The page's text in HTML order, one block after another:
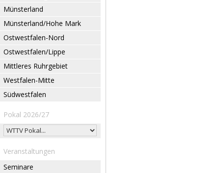
Münsterland
Münsterland/Hohe Mark
Ostwestfalen-Nord
Ostwestfalen/Lippe
Mittleres Ruhrgebiet
Westfalen-Mitte
Südwestfalen
Pokal 2026/27
Veranstaltungen
Seminare